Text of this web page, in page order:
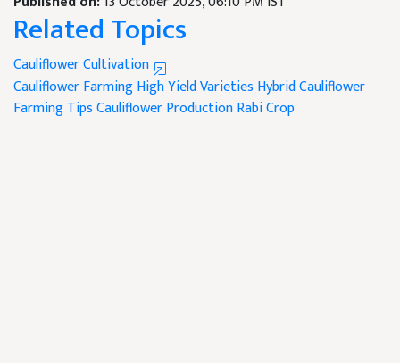
Related Topics
Cauliflower Cultivation
Cauliflower FarmingHigh Yield Varieties Hybrid Cauliflower
Farming TipsCauliflower ProductionRabi Crop